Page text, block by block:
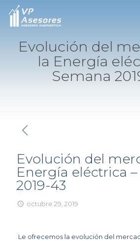
Evolución del
la Energía
Semana
Evolución del
Energía eléctrica
2019-43
octubre 29, 2019
Le ofrecemos la evolución del